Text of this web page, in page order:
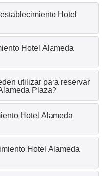
Hotel
Hotel Alameda
utilizar para reservar
Plaza?
Hotel Alameda
Hotel Alameda